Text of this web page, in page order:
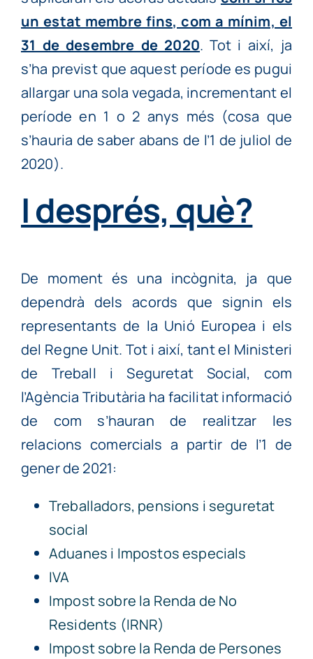
un estat membre fins, com a mínim, el
31 de desembre de 2020. Tot i així, ja
s’ha previst que aquest període es pugui
allargar una sola vegada, incrementant el
període en 1 o 2 anys més (cosa que
s’hauria de saber abans de l’1 de juliol de
2020).
I després, què?
De moment és una incògnita, ja que
dependrà dels acords que signin els
representants de la Unió Europea i els
del Regne Unit. Tot i així, tant el Ministeri
de Treball i Seguretat Social, com
l’Agència Tributària ha facilitat informació
de com s’hauran de realitzar les
relacions comercials a partir de l’1 de
gener de 2021:
Treballadors, pensions i seguretat
social
Aduanes i Impostos especials
IVA
Impost sobre la Renda de No
Residents (IRNR)
Impost sobre la Renda de Persones